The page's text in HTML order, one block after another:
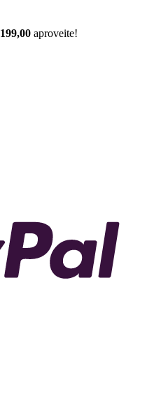
199,00 aproveite!